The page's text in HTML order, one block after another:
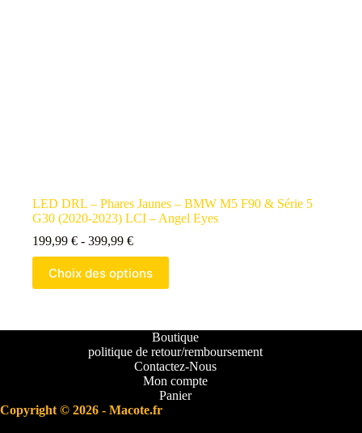
LED DRL – Phares Jaunes – BMW M5 F90 & Série 5
G30 (2020-2023) LCI – Angel Eyes
199,99 € - 399,99 €
Choix des options
Boutique
politique de retour/remboursement
Contactez-Nous
Mon compte
Panier
Copyright © 2026 - Macote.fr